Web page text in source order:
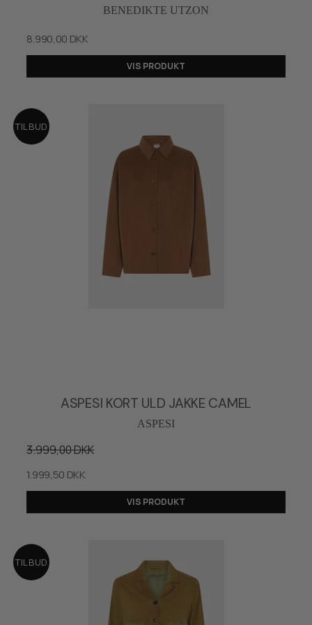
BENEDIKTE UTZON
8.990,00 DKK
VIS PRODUKT
TILBUD
ASPESI KORT ULD JAKKE CAMEL
ASPESI
3.999,00 DKK
1.999,50 DKK
VIS PRODUKT
TILBUD